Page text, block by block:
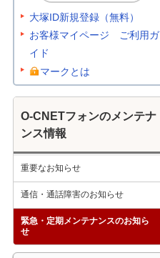
大塚ID新規登録（無料）
お客様マイページ ご利用ガ
イド
マークとは
O-CNETフォンのメンテナ
ンス情報
重要なお知らせ
通信・通話障害のお知らせ
緊急・定期メンテナンスのお知ら
せ